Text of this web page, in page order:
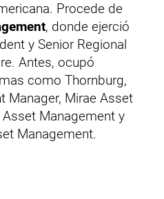
Procede de
, donde ejerció
y Senior Regional
Antes, ocupó
como Thornburg,
Manager, Mirae Asset
Management y
Management.